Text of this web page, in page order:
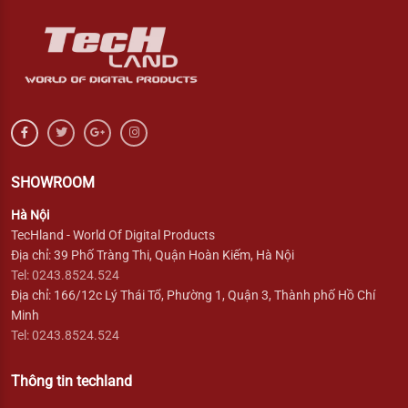
SHOWROOM
Hà Nội
TecHland - World Of Digital Products
Địa chỉ: 39 Phố Tràng Thi, Quận Hoàn Kiếm, Hà Nội
Tel: 0243.8524.524
Địa chỉ: 166/12c Lý Thái Tổ, Phường 1, Quận 3, Thành phố Hồ Chí
Minh
Tel: 0243.8524.524
Thông tin techland